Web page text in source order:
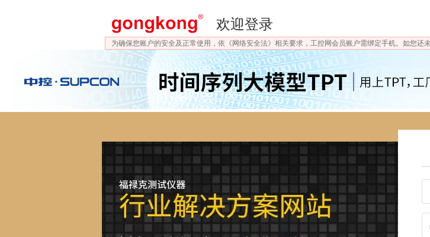
欢迎登录
为确保您账户的安全及正常使用，依《网络安全法》相关要求，工控网会员账户需绑定手机。如您还